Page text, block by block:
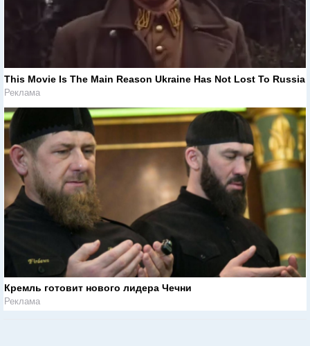
This Movie Is The Main Reason Ukraine Has Not Lost To Russia
Реклама
Кремль готовит нового лидера Чечни
Реклама